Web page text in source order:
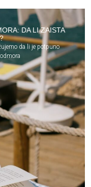
DA LI ZAISTA
da li je potpuno